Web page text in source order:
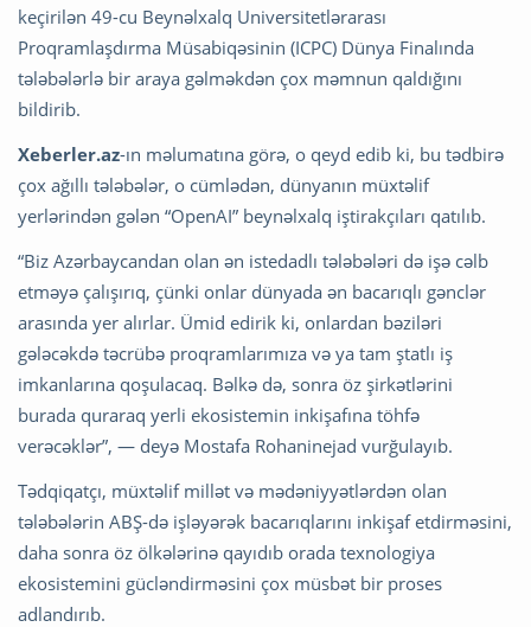
keçirilən 49-cu Beynəlxalq Universitetlərarası
Proqramlaşdırma Müsabiqəsinin (ICPC) Dünya Finalında
tələbələrlə bir araya gəlməkdən çox məmnun qaldığını
bildirib.
Xeberler.az-ın məlumatına görə, o qeyd edib ki, bu tədbirə
çox ağıllı tələbələr, o cümlədən, dünyanın müxtəlif
yerlərindən gələn “OpenAI” beynəlxalq iştirakçıları qatılıb.
“Biz Azərbaycandan olan ən istedadlı tələbələri də işə cəlb
etməyə çalışırıq, çünki onlar dünyada ən bacarıqlı gənclər
arasında yer alırlar. Ümid edirik ki, onlardan bəziləri
gələcəkdə təcrübə proqramlarımıza və ya tam ştatlı iş
imkanlarına qoşulacaq. Bəlkə də, sonra öz şirkətlərini
burada quraraq yerli ekosistemin inkişafına töhfə
verəcəklər”, — deyə Mostafa Rohaninejad vurğulayıb.
Tədqiqatçı, müxtəlif millət və mədəniyyətlərdən olan
tələbələrin ABŞ-də işləyərək bacarıqlarını inkişaf etdirməsini,
daha sonra öz ölkələrinə qayıdıb orada texnologiya
ekosistemini gücləndirməsini çox müsbət bir proses
adlandırıb.